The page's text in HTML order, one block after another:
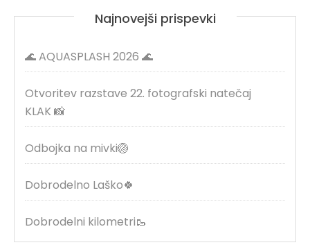
Najnovejši prispevki
🌊 AQUASPLASH 2026 🌊
Otvoritev razstave 22. fotografski natečaj
KLAK 📸
Odbojka na mivki🏐
Dobrodelno Laško🍀
Dobrodelni kilometri🥾